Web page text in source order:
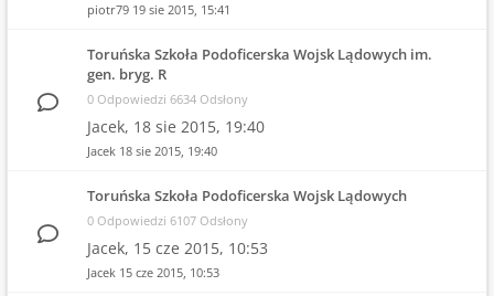
piotr79 19 sie 2015, 15:41
Toruńska Szkoła Podoficerska Wojsk Lądowych im.
gen. bryg. R
0 Odpowiedzi 6634 Odsłony
Jacek, 18 sie 2015, 19:40
Jacek 18 sie 2015, 19:40
Toruńska Szkoła Podoficerska Wojsk Lądowych
0 Odpowiedzi 6107 Odsłony
Jacek, 15 cze 2015, 10:53
Jacek 15 cze 2015, 10:53